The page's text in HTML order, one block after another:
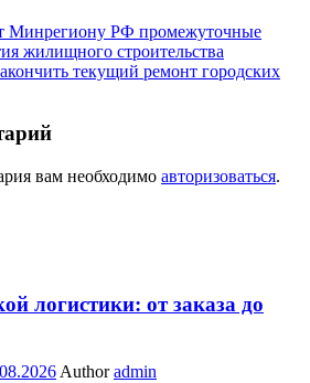
Минрегиону РФ промежуточные
жилищного строительства
текущий ремонт городских
вам необходимо авторизоваться.
логистики: от заказа до
Author admin